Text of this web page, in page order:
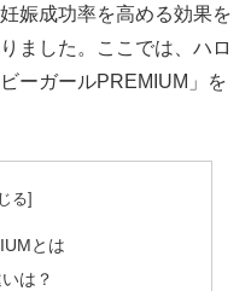
娠成功率を高める効果を
ました。ここでは、ハロ
ーガールPREMIUM」を
とは
は？